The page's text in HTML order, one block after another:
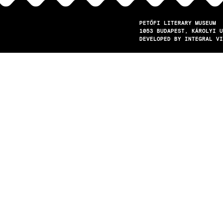
PETŐFI LITERARY MUSEUM
1053
BUDAPEST
KÁROLYI
DEVELOPED BY INTEGRAL